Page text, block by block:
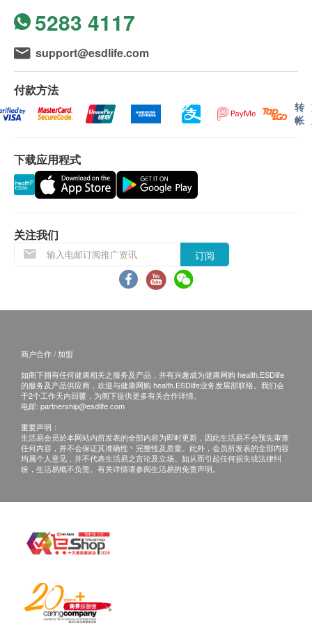
hutchgo.com HK$900 旅游礼券
$600 丰泽电子礼券
$600 AEON 礼券
基本健康评估
血压
身高
体重
总胆固醇
甘油三酯
低密度脂胆固醇(直接测量)
糖尿
肝功能
谷丙转氨酶
谷草转氨酶
总胆红素
球蛋白
总蛋白质
丙种谷氨基转移酵素
碱性磷酸酵素
钾
钠
肌酸酐
氯化物
二氧化碳
告；
领取验身报告，并预约本中心医生或註册护士透过
电话户讲解报告。如需他人代领取验身报告，代领
者需带同授权书及该客户之身分證副本到本中心领
取有关报告。
如有争议，毅力医护健康集团保留最後决定权。
免责声明：
所有健康检查/服务并非作为医务诊断或治疗用
咨询有认可资格的医生，作出诊断及治疗。
本服务/产品由商户提供。生活易【健康网购
health.ESDlife】并没有经营或提供本服务/产品。
有关此服务/产品的错漏或延误，或因使用此服务/
产品而引致的损失、损害、受伤或法律诉讼，健康
5283 4117
support@esdlife.com
付款方法
转
帐
下载应用程式
关注我们
订阅
商户合作 / 加盟
如阁下拥有任何健康相关之服务及产品，并有兴趣成为健康网购 health.ESDlife
的服务及产品供应商，欢迎与健康网购 health.ESDlife业务发展部联络。我们会
于2个工作天内回覆，为阁下提供更多有关合作详情。
电邮: partnership@esdlife.com
重要声明：
生活易会员於本网站内所发表的全部内容为即时更新，因此生活易不会预先审查
任何内容，并不会保证其准确性丶完整性及质量。此外，会员所发表的全部内容
均属个人意见，并不代表生活易之言论及立场。如从而引起任何损失或法律纠
纷，生活易概不负责。有关详情请参阅生活易的免责声明。